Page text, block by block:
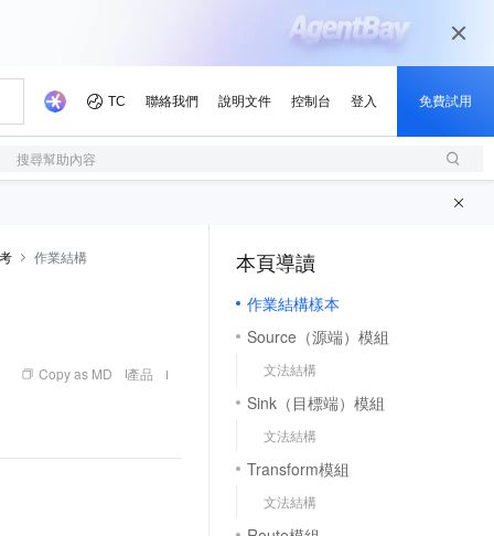
搜尋幫助內容
作業結構
Copy as MD 產品
本頁導讀
作業結構樣本
Source（源端）模組
文法結構
Sink（目標端）模組
文法結構
Transform模組
文法結構